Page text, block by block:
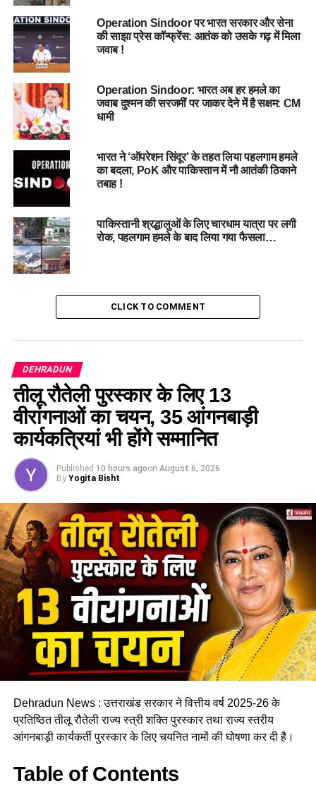
#HinduRakshaDalControversy
RELATED TOPICS:
HINDU RAKSHA DAL CONTROVERSY
KASHMIRI STUDENTS SECURITY
PAHALGAM TERROR ATTACK
UP NEXT
शादी समारोह में जा रही कार खाई में गिरी, चालक की मौत, आठ लोग
घायल
DON'T MISS
हरिद्वार: शहीद विनय नरवाल की अस्थियां गंगा में विसर्जित, हर की
पैड़ी पर आंसुओं का सैलाब…
Operation Sindoor पर भारत सरकार और सेना
की साझा प्रेस कॉन्फ्रेंस: आतंक को उसके गढ़ में मिला
जवाब !
Operation Sindoor: भारत अब हर हमले का
जवाब दुश्मन की सरजमीं पर जाकर देने में है सक्षम: CM
धामी
भारत ने ‘ऑपरेशन सिंदूर’ के तहत लिया पहलगाम हमले
का बदला, PoK और पाकिस्तान में नौ आतंकी ठिकाने
तबाह !
पाकिस्तानी श्रद्धालुओं के लिए चारधाम यात्रा पर लगी
रोक, पहलगाम हमले के बाद लिया गया फैसला…
CLICK TO COMMENT
DEHRADUN
तीलू रौतेली पुरस्कार के लिए 13
वीरांगनाओं का चयन, 35 आंगनबाड़ी
कार्यकत्रियां भी होंगे सम्मानित
Published 10 hours agoon August 6, 2026
By Yogita Bisht
Dehradun News : उत्तराखंड सरकार ने वित्तीय वर्ष 2025-26 के
प्रतिष्ठित तीलू रौतेली राज्य स्त्री शक्ति पुरस्कार तथा राज्य स्तरीय
आंगनबाड़ी कार्यकर्ती पुरस्कार के लिए चयनित नामों की घोषणा कर दी है।
Table of Contents